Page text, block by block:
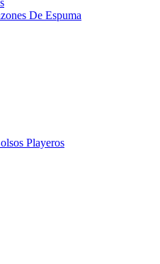
De Espuma
Playeros